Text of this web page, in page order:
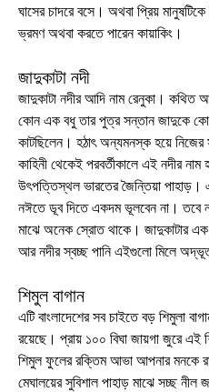
ঘাসের চাদরে বসে। অথবা প্রিয়
ভ্রমণ অথবা করতে পারেন কায়াকিং।
জাদুকাটা নদী
জাদুকাটা নদীর আদি নাম রেনুকা। কথিত
কোন এক বধু তার পুত্র সন্তান জাদুকে
কাটছিলেন। হঠাৎ অন্যমনস্ক হয়ে
কাহিনী থেকেই পরবর্তীকালে এই নদীর
উৎপত্তিস্থল ভারতের জৈন্তিয়া পাহাড়।
নঈতে ডূব দিতে একদম ভূলবেন না। তবে
মাঝে অনেক স্রোত থাকে। জাদুকাটার
আর নদীর স্বচ্ছ পানি এইগুলো মিলে
শিমুল বাগান
এটি বাংলাদেশের সব চাইতে বড় শিমুলা
রয়েছে। প্রায় ১০০ বিঘা জায়গা জুরে এই
শিমুল ফুলের রক্তিম আভা আপনার মনকে
মেঘালয়ের সুবিশাল পাহাড় মাঝে সচ্ছ